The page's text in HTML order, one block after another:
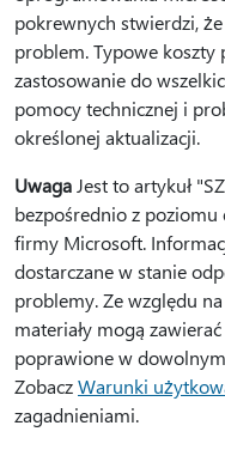
pokrewnych stwierdzi,
problem. Typowe koszty
zastosowanie do
pomocy technicznej i
określonej aktualizacji.
Uwaga Jest to artykuł
bezpośrednio z
firmy Microsoft.
dostarczane w stanie
problemy. Ze względu
materiały mogą
poprawione w
ZobaczWarunki
zagadnieniami.